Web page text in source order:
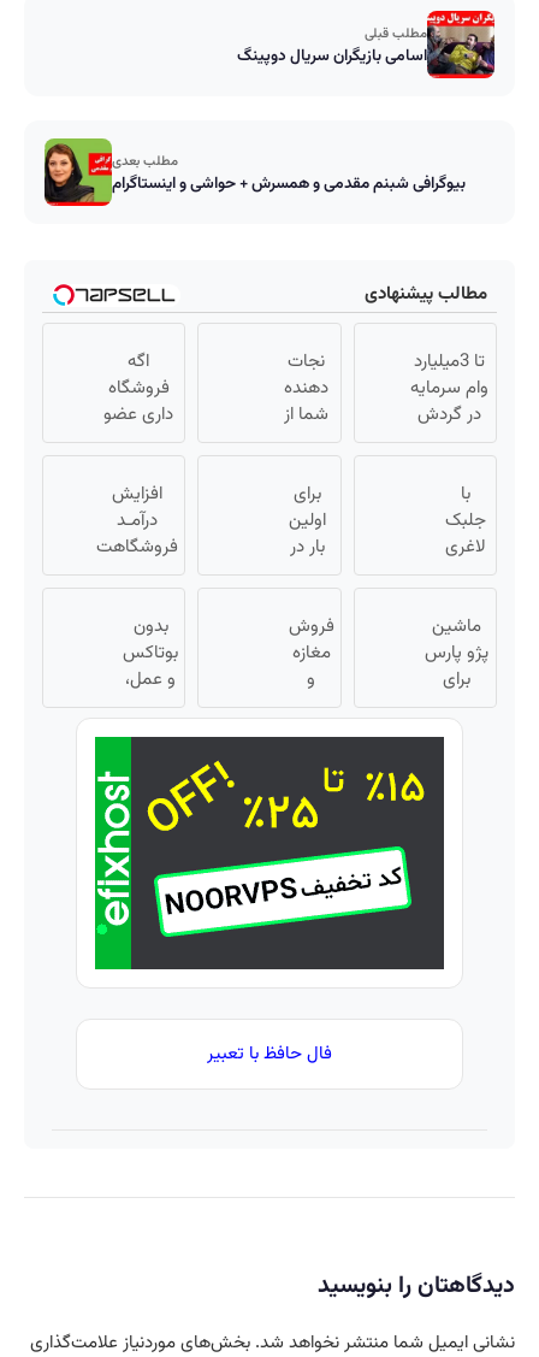
مطلب قبلی
اسامی بازیگران سریال دوپینگ
مطلب بعدی
بیوگرافی شبنم مقدمی و همسرش + حواشی و اینستاگرام
مطالب پیشنهادی
تا 3میلیارد
وام سرمایه
در گردش
فروشندگان
فروشگاهت
رو ثبت کن
نجات
دهنده
شما از
پیری!
جوانساز
جلبک50%تخفیف
اگه
فروشگاه
داری عضو
فروشندگان
شو 3
میلیارد وام
بگیر
با
جلبک
لاغری
3سوته
اندام
ایده ال
برس(تا
امشب
تخفیف
برای
اولین
بار در
ایران
این
دکتر
کرم
ترمیم
کننده
ساخت!
افزایش
درآمـد
فروشگاهت
رو تضمین
فروشگاهت
رو ثبت کن
»
ماشین
پژو پارس
برای
فروش
داری؟
فروش
مغازه
و
آنلاین
شاپ
رو بالا
ببر
بدون
بوتاکس
و عمل،
با این
کرم
پوستت
رو جوان
کن
فال حافظ با تعبیر
دیدگاهتان را بنویسید
نشانی ایمیل شما منتشر نخواهد شد. بخش‌های موردنیاز علامت‌گذاری